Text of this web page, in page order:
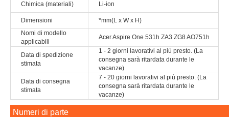
Chimica (materiali) Li-ion
Dimensioni
*mm(L x W x H)
Nomi di modello
applicabili
Acer Aspire One 531h ZA3 ZG8 AO751h
Data di spedizione
stimata
1 - 2 giorni lavorativi al più presto. (La
consegna sarà ritardata durante le
vacanze)
Data di consegna
stimata
7 - 20 giorni lavorativi al più presto. (La
consegna sarà ritardata durante le
vacanze)
Numeri di parte